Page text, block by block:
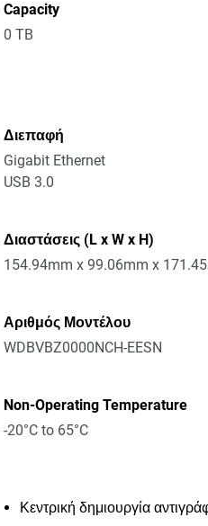
Capacity
0 TB
Διεπαφή
Gigabit Ethernet
USB 3.0
Διαστάσεις (L x W x H)
154.94mm x 99.06mm x
Αριθμός Μοντέλου
WDBVBZ0000NCH-EESN
Non-Operating Temperature
-20°C to 65°C
Κεντρική δημιουργία